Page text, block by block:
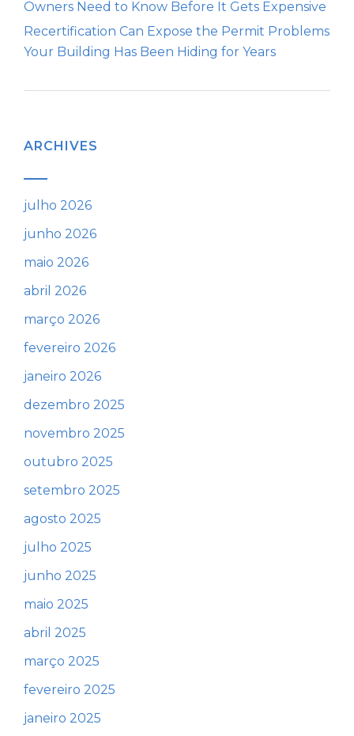
Owners Need to Know Before It Gets Expensive
Recertification Can Expose the Permit Problems
Your Building Has Been Hiding for Years
ARCHIVES
julho 2026
junho 2026
maio 2026
abril 2026
março 2026
fevereiro 2026
janeiro 2026
dezembro 2025
novembro 2025
outubro 2025
setembro 2025
agosto 2025
julho 2025
junho 2025
maio 2025
abril 2025
março 2025
fevereiro 2025
janeiro 2025